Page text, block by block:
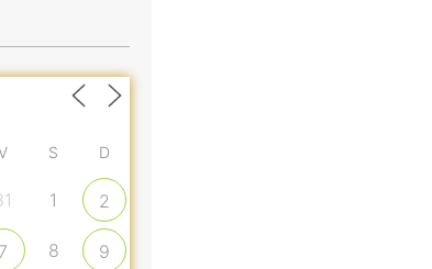
S D
1 2
7 8 9